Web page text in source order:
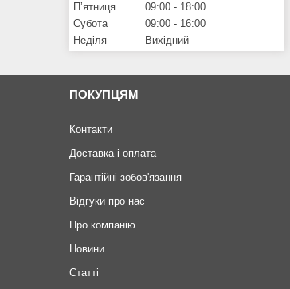
Пʼятниця
09:00
18:00
Субота
09:00
16:00
Неділя
Вихідний
ПОКУПЦЯМ
Контакти
Доставка і оплата
Гарантійні зобов'язання
Відгуки про нас
Про компанію
Новини
Статті